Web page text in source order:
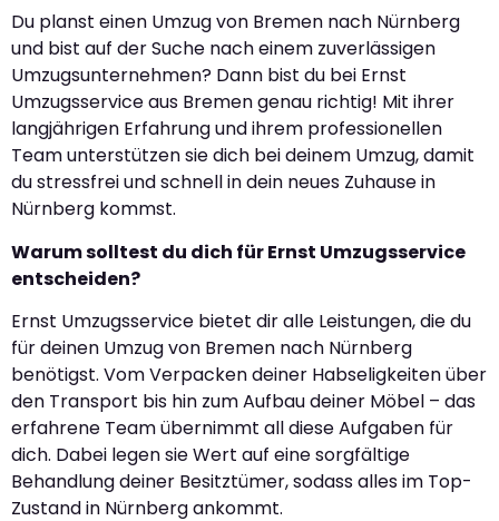
Du planst einen Umzug von Bremen nach Nürnberg
und bist auf der Suche nach einem zuverlässigen
Umzugsunternehmen? Dann bist du bei Ernst
Umzugsservice aus Bremen genau richtig! Mit ihrer
langjährigen Erfahrung und ihrem professionellen
Team unterstützen sie dich bei deinem Umzug, damit
du stressfrei und schnell in dein neues Zuhause in
Nürnberg kommst.
Warum solltest du dich für Ernst Umzugsservice
entscheiden?
Ernst Umzugsservice bietet dir alle Leistungen, die du
für deinen Umzug von Bremen nach Nürnberg
benötigst. Vom Verpacken deiner Habseligkeiten über
den Transport bis hin zum Aufbau deiner Möbel – das
erfahrene Team übernimmt all diese Aufgaben für
dich. Dabei legen sie Wert auf eine sorgfältige
Behandlung deiner Besitztümer, sodass alles im Top-
Zustand in Nürnberg ankommt.